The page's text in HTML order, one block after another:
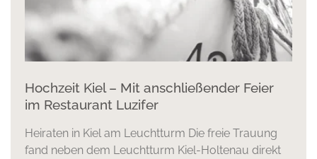
Hochzeit Kiel – Mit anschließender Feier
im Restaurant Luzifer
Heiraten in Kiel am Leuchtturm Die freie Trauung
fand neben dem Leuchtturm Kiel-Holtenau direkt